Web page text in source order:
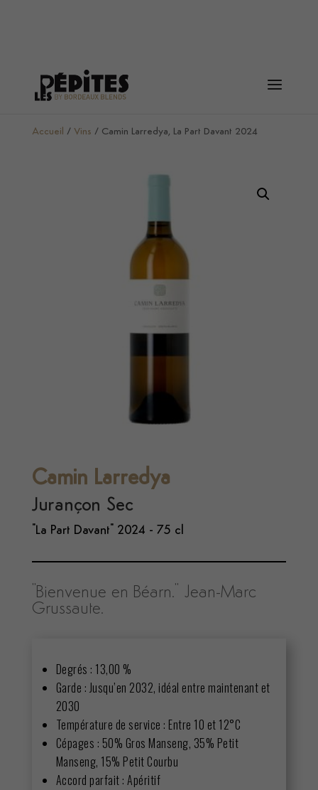
Accueil / Vins / Camin Larredya, La Part Davant 2024
Camin Larredya
Jurançon Sec
"La Part Davant" 2024 - 75 cl
"Bienvenue en Béarn." Jean-Marc
Grussaute.
Degrés : 13,00 %
Garde : Jusqu’en 2032, idéal entre maintenant et
2030
Température de service : Entre 10 et 12°C
Cépages : 50% Gros Manseng, 35% Petit
Manseng, 15% Petit Courbu
Accord parfait : Apéritif